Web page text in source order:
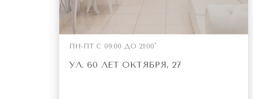
ПН-ПТ С 09:00 ДО 21:00
УЛ. 60 ЛЕТ ОКТЯБРЯ, 27